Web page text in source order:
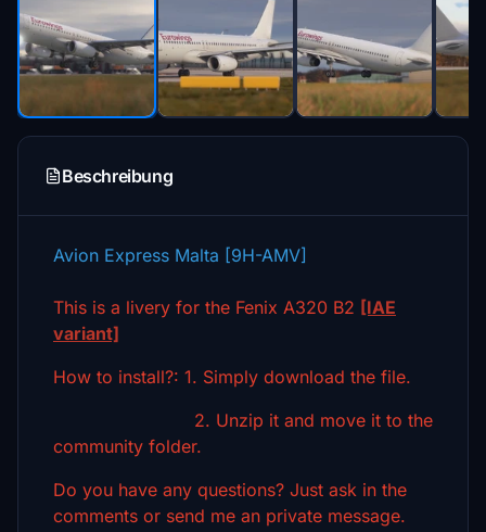
Beschreibung
Avion Express Malta [9H-AMV]
This is a livery for the Fenix A320 B2 [IAE
variant]
How to install?: 1. Simply download the file.
2. Unzip it and move it to the
community folder.
Do you have any questions? Just ask in the
comments or send me an private message.